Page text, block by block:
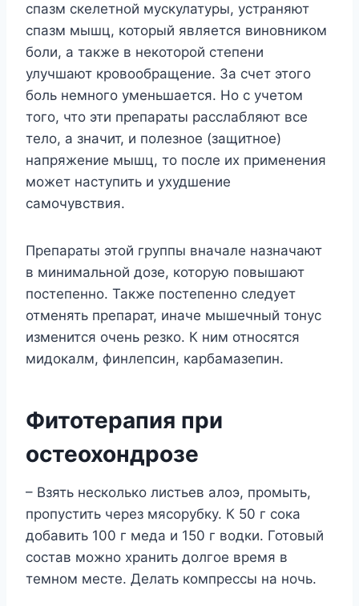
спазм скелетной мускулатуры, устраняют
спазм мышц, который является виновником
боли, а также в некоторой степени
улучшают кровообращение. За счет этого
боль немного уменьшается. Но с учетом
того, что эти препараты расслабляют все
тело, а значит, и полезное (защитное)
напряжение мышц, то после их применения
может наступить и ухудшение
самочувствия.
Препараты этой группы вначале назначают
в минимальной дозе, которую повышают
постепенно. Также постепенно следует
отменять препарат, иначе мышечный тонус
изменится очень резко. К ним относятся
мидокалм, финлепсин, карбамазепин.
Фитотерапия при
остеохондрозе
– Взять несколько листьев алоэ, промыть,
пропустить через мясорубку. К 50 г сока
добавить 100 г меда и 150 г водки. Готовый
состав можно хранить долгое время в
темном месте. Делать компрессы на ночь.